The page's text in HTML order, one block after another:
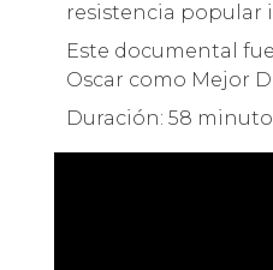
resistencia popular
Este documental
Oscar como Mejor
Duración: 58